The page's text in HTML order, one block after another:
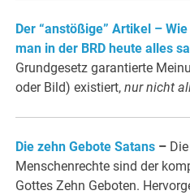
Der “anstößige” Artikel –
man in der BRD heute alles
Grundgesetz garantierte
oder Bild) existiert,nur nicht
Die zehn Gebote Satans –
Menschenrechte sind der
Gottes Zehn Geboten.